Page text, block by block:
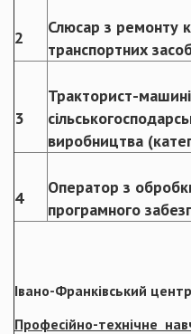
2
Слюсар з ремонту
транспортних
3
Тракторист-
виробництва
4
Оператор з
програмного
Івано-Франківський
Професійно-технічне